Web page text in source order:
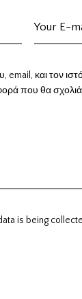
και τον
που θα
is being